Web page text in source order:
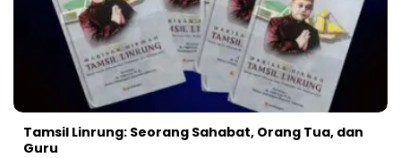
Tamsil Linrung: Seorang Sahabat, Orang Tua, dan
Guru